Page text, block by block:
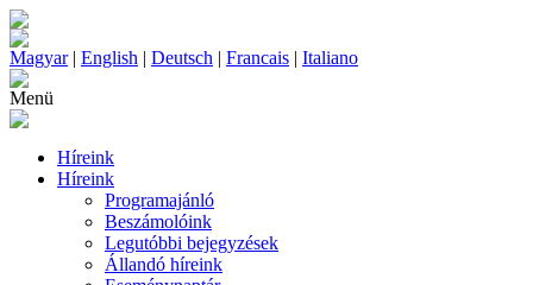
Magyar| English | Deutsch | Francais | Italiano
Menü
Híreink
Híreink
Programajánló
Beszámolóink
Legutóbbi bejegyzések
Állandó híreink